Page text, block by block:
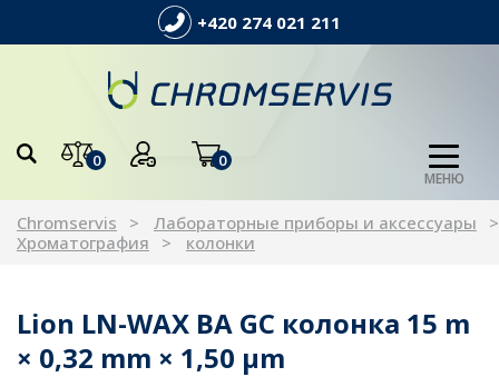
+420 274 021 211
0 0
МЕНЮ
Chromservis
Лабораторные приборы и аксессуары
Хроматография
колонки
Lion LN-WAX BA GC колонка 15 m
× 0,32 mm × 1,50 µm